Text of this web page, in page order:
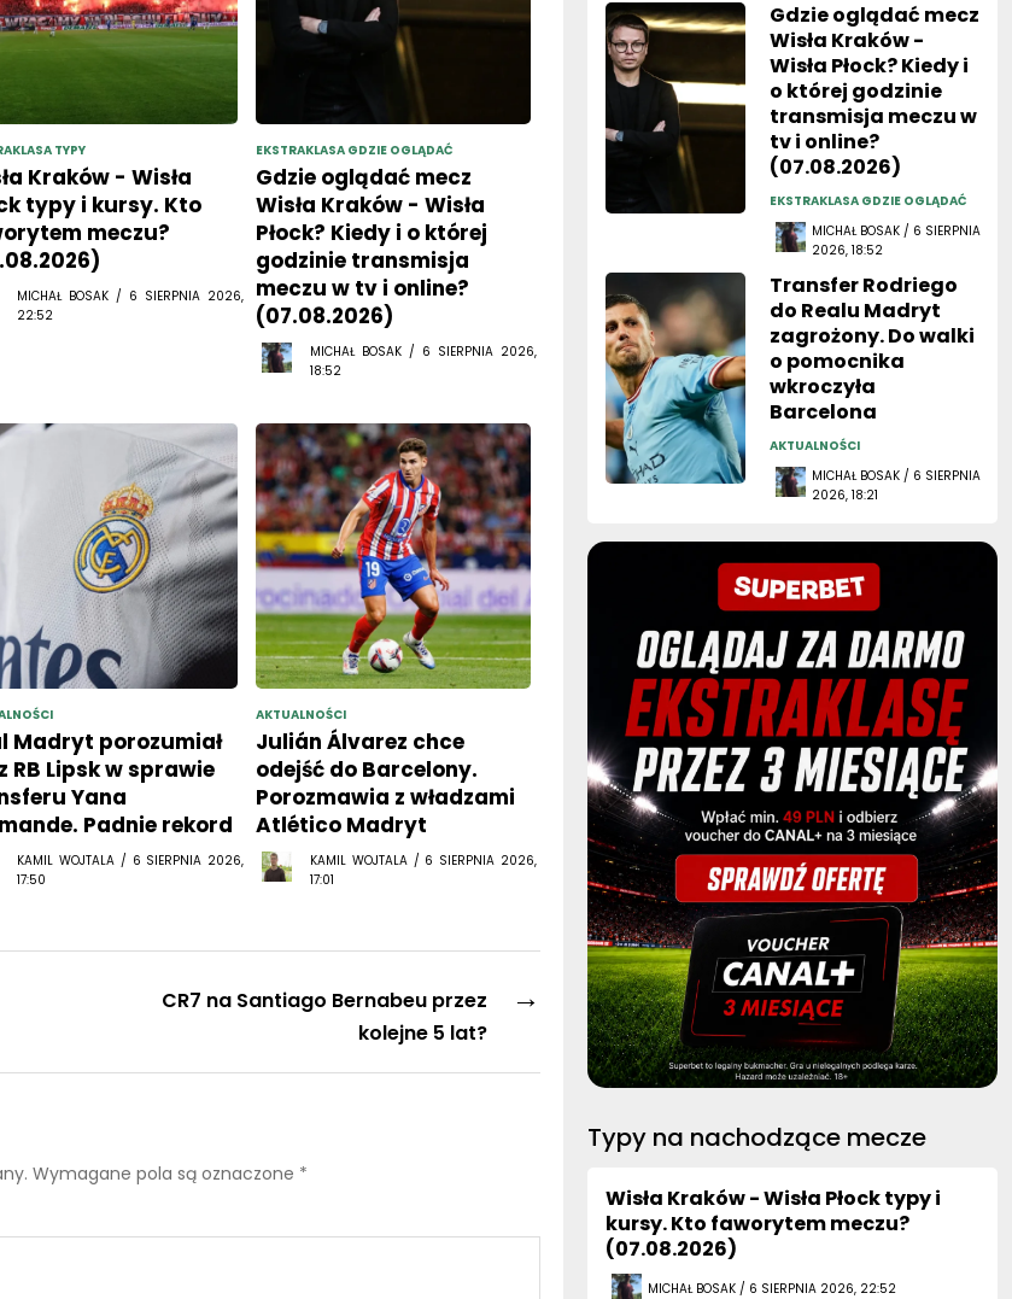
TYPY
Kraków - Wisła
typy i kursy. Kto
meczu?
MICHAŁ BOSAK / 6 SIERPNIA 2026,
22:52
EKSTRAKLASA GDZIE OGLĄDAĆ
Gdzie oglądać mecz
Wisła Kraków - Wisła
Płock? Kiedy i o której
godzinie transmisja
meczu w tv i online?
(07.08.2026)
MICHAŁ BOSAK / 6 SIERPNIA 2026,
18:52
Madryt porozumiał
RB Lipsk w sprawie
Yana
Padnie rekord
KAMIL WOJTALA / 6 SIERPNIA 2026,
17:50
AKTUALNOŚCI
Julián Álvarez chce
odejść do Barcelony.
Porozmawia z władzami
Atlético Madryt
KAMIL WOJTALA / 6 SIERPNIA 2026,
17:01
→
CR7 na Santiago Bernabeu przez
kolejne 5 lat?
Wymagane pola są oznaczone *
Gdzie oglądać mecz
Wisła Kraków -
Wisła Płock? Kiedy i
o której godzinie
transmisja meczu w
tv i online?
(07.08.2026)
EKSTRAKLASA GDZIE OGLĄDAĆ
MICHAŁ BOSAK / 6 SIERPNIA
2026, 18:52
Transfer Rodriego
do Realu Madryt
zagrożony. Do walki
o pomocnika
wkroczyła
Barcelona
AKTUALNOŚCI
MICHAŁ BOSAK / 6 SIERPNIA
2026, 18:21
Typy na nachodzące mecze
Wisła Kraków - Wisła Płock typy i
kursy. Kto faworytem meczu?
(07.08.2026)
MICHAŁ BOSAK / 6 SIERPNIA 2026, 22:52